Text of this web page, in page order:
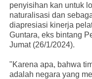
penyisihan kan untuk
naturalisasi dan
diapresiasi kinerja
Guntara, eks bintang
Jumat (26/1/2024).
"Karena apa, bahwa
adalah negara yang